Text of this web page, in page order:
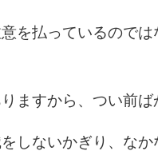
を払っているので
ますから、つい前ば
しないかぎり、なか